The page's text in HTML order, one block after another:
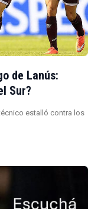
de Lanús:
Sur?
estalló contra los